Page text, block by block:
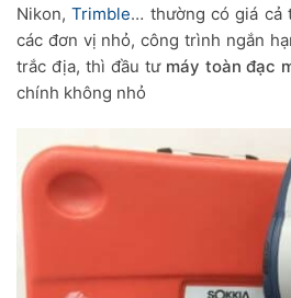
Nikon,Trimble… thường có giá cả
các đơn vị nhỏ, công trình ngắn
trắc địa, thì đầu tư máy toàn đạc
chính không nhỏ